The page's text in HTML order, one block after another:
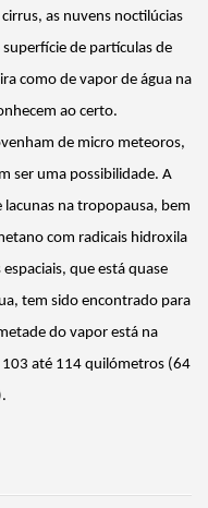
as nuvens noctilúcias
de partículas de
como de vapor de água na
ao certo.
de micro meteoros,
ser uma possibilidade. A
lacunas na tropopausa, bem
com radicais hidroxila
que está quase
tem sido encontrado para
do vapor está na
até 114 quilómetros (64